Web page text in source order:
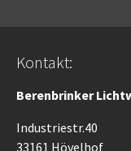
Kontakt:
Berenbrinker
Industriestr.40
33161 Hövelhof